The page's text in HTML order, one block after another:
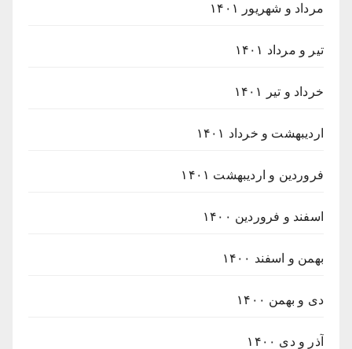
مرداد و شهریور ۱۴۰۱
تیر و مرداد ۱۴۰۱
خرداد و تیر ۱۴۰۱
اردیبهشت و خرداد ۱۴۰۱
فروردین و اردیبهشت ۱۴۰۱
اسفند و فروردین ۱۴۰۰
بهمن و اسفند ۱۴۰۰
دی و بهمن ۱۴۰۰
آذر و دی ۱۴۰۰